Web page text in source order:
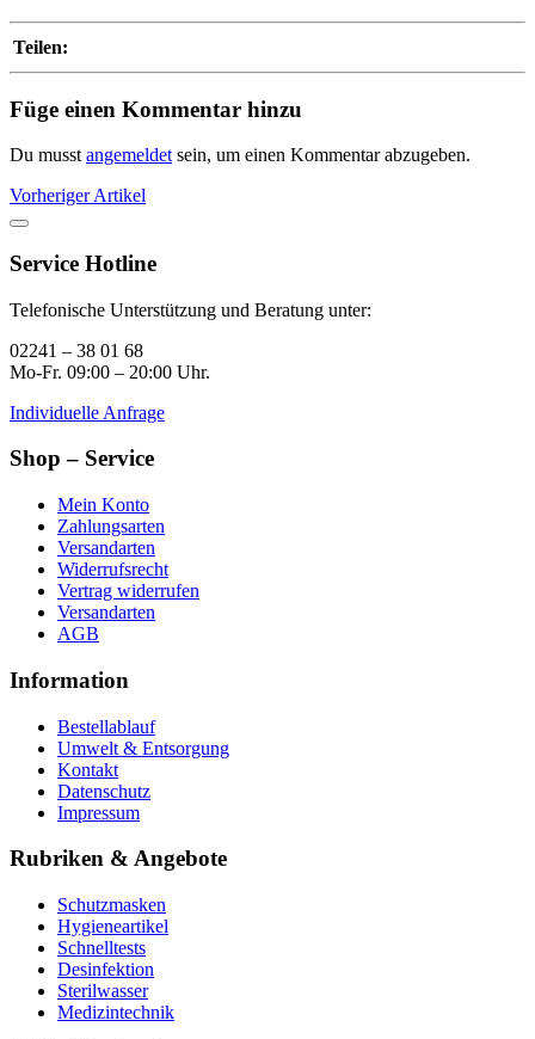
Teilen:
Füge einen Kommentar hinzu
Du musst angemeldet sein, um einen Kommentar abzugeben.
Vorheriger Artikel
Service Hotline
Telefonische Unterstützung und Beratung unter:
02241 – 38 01 68
Mo-Fr. 09:00 – 20:00 Uhr.
Individuelle Anfrage
Shop – Service
Mein Konto
Zahlungsarten
Versandarten
Widerrufsrecht
Vertrag widerrufen
Versandarten
AGB
Information
Bestellablauf
Umwelt & Entsorgung
Kontakt
Datenschutz
Impressum
Rubriken & Angebote
Schutzmasken
Hygieneartikel
Schnelltests
Desinfektion
Sterilwasser
Medizintechnik